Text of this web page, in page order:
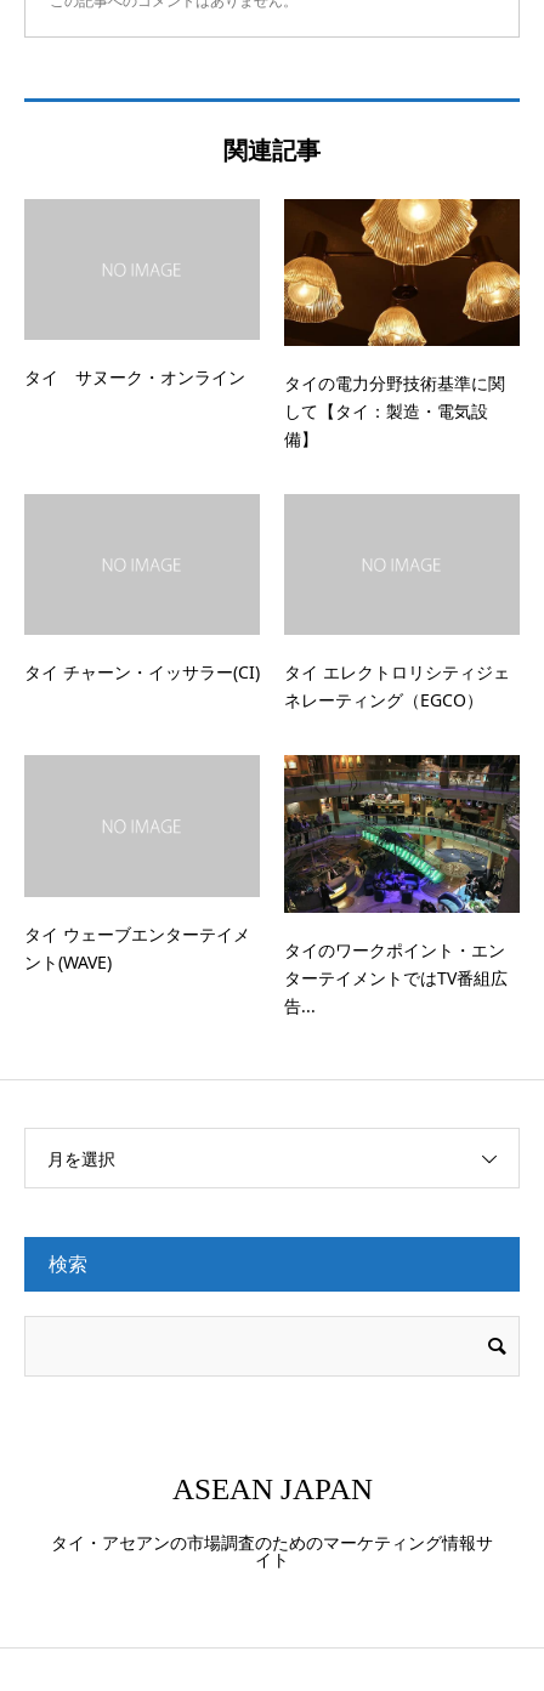
関連記事
タイ サヌーク・オンライン
タイの電力分野技術基準に関
して【タイ：製造・電気設
備】
タイ チャーン・イッサラー(CI)
タイ エレクトロリシティジェ
ネレーティング（EGCO）
タイ ウェーブエンターテイメ
ント(WAVE)
タイのワークポイント・エン
ターテイメントではTV番組広
告...
月を選択
検索
ASEAN JAPAN
タイ・アセアンの市場調査のためのマーケティング情報サ
イト